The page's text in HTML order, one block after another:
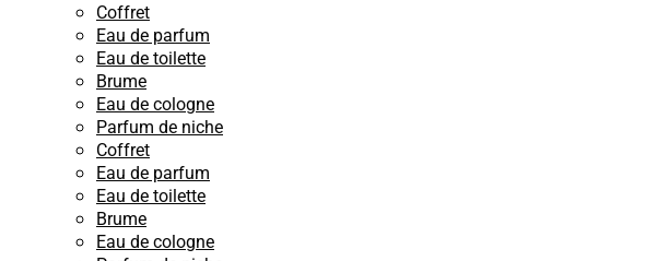
Coffret
Eau de parfum
Eau de toilette
Brume
Eau de cologne
Parfum de niche
Coffret
Eau de parfum
Eau de toilette
Brume
Eau de cologne